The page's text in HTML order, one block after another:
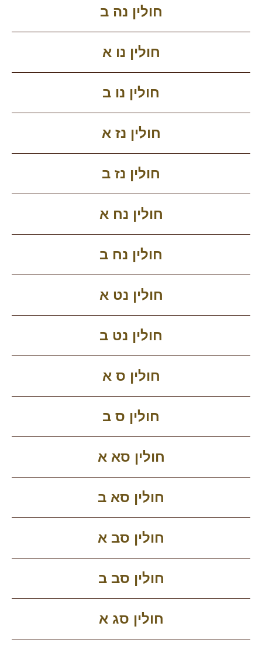
חולין נה ב
חולין נו א
חולין נו ב
חולין נז א
חולין נז ב
חולין נח א
חולין נח ב
חולין נט א
חולין נט ב
חולין ס א
חולין ס ב
חולין סא א
חולין סא ב
חולין סב א
חולין סב ב
חולין סג א